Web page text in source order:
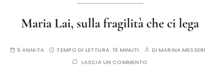
Maria Lai, sulla fragilità che ci lega
5 ANNI FA TEMPO DI LETTURA:10 MINUTI DIMARINA MESSERI
LASCIA UN COMMENTO